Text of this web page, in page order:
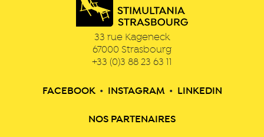
33 rue Kageneck
67000 Strasbourg
+33 (0)3 88 23 63 11
FACEBOOK • INSTAGRAM • LINKEDIN
NOS PARTENAIRES